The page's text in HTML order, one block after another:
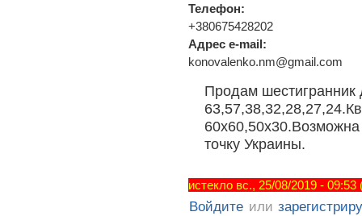
Телефон:
+380675428202
Адрес e-mail:
konovalenko.nm@gmail.com
Продам шестигранник
точку Украины.
истекло вс., 25/08/2019 -
Войдите или